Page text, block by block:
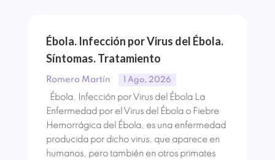
Ébola. Infección por Virus del Ébola.
Síntomas. Tratamiento
Romero Martín 1 Ago, 2026
Ébola. Infección por Virus del Ébola La
Enfermedad por el Virus del Ébola o Fiebre
Hemorrágica del Ébola, es una enfermedad
producida por dicho virus, que aparece en
humanos, pero también en otros primates